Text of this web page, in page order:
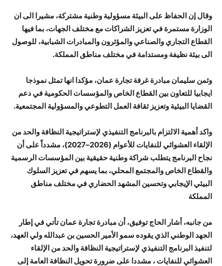
وقال إن الحفاظ على البيئة مسؤولية وطنية مشتركة، مشيرا الى ان
الوزارة مستمرة في تعزيز الشراكات مع مختلف الجهات، بما فيها
القطاع التجاري والصناعي والمؤثرون والمبادرات الشبابية، للوصول
الى بيئة نظيفة ومستدامة في مختلف مناطق المملكة.
وثمن سليمان مبادرة غرفة تجارة عمان، مؤكدا انها تمثل نموذجا
ايجابيا للتعاون بين القطاع الخاص والمؤسسات الحكومية في دعم
القضايا البيئية وتعزيز ثقافة العمل التطوعي والمسؤولية المجتمعية.
واكد أهمية الالتزام بالبرنامج التنفيذي لإستراتيجية النظافة والحد من
الإلقاء العشوائي للنفايات للأعوام (2026–2027)، مشدداً على أن
نجاح البرنامج يتطلب شراكة وطنية حقيقية بين المؤسسات الرسمية
والقطاع الخاص والمجتمع المحلي، بما يسهم في تعزيز السلوك
البيئي الإيجابي وتحسين المشهد الحضاري في مختلف مناطق
المملكة
من جانبه، أشار الحاج توفيق، أن مبادرة تجارة عمان تأتي في إطار
الجهد الوطني الذي يقوده سمو الأمير الحسين بن عبدالله ولي العهد،
لتنفيذ البرنامج التنفيذي لإستراتيجية النظافة والحد من الإلقاء
العشوائي للنفايات ، مشددا على ضرورة تحويل النظافة العامة إلى